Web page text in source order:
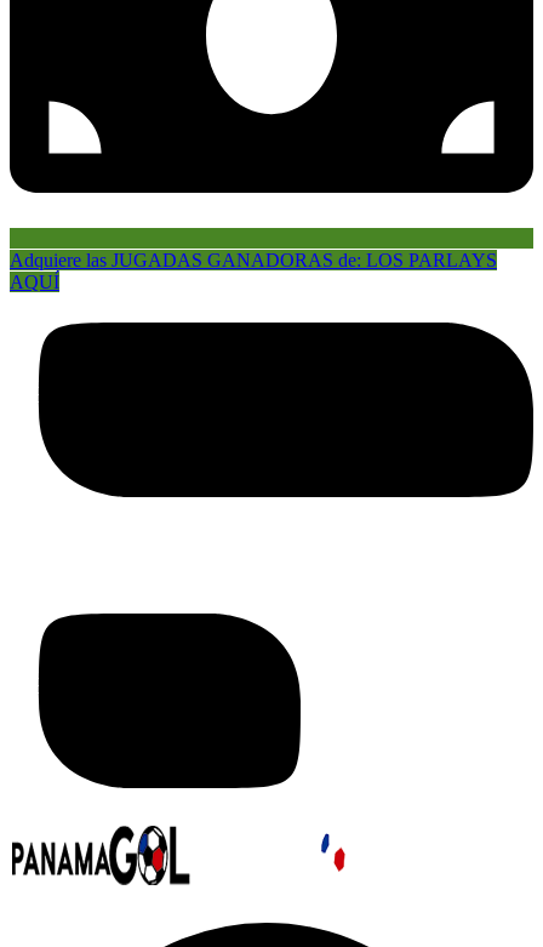
Adquiere las JUGADAS GANADORAS de: LOS PARLAYS
AQUÍ